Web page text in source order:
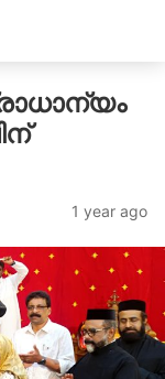
1 year ago